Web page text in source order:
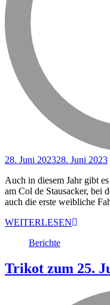
28. Juni 202328. Juni 2023
Auch in diesem Jahr gibt
am Col de Stausacker, bei
auch die erste weibliche
WEITERLESEN
Berichte
Trikot zum 25.